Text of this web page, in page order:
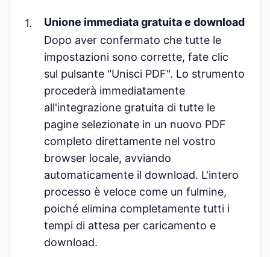
Unione immediata gratuita e download
Dopo aver confermato che tutte le
impostazioni sono corrette, fate clic
sul pulsante "Unisci PDF". Lo strumento
procederà immediatamente
all'integrazione gratuita di tutte le
pagine selezionate in un nuovo PDF
completo direttamente nel vostro
browser locale, avviando
automaticamente il download. L'intero
processo è veloce come un fulmine,
poiché elimina completamente tutti i
tempi di attesa per caricamento e
download.